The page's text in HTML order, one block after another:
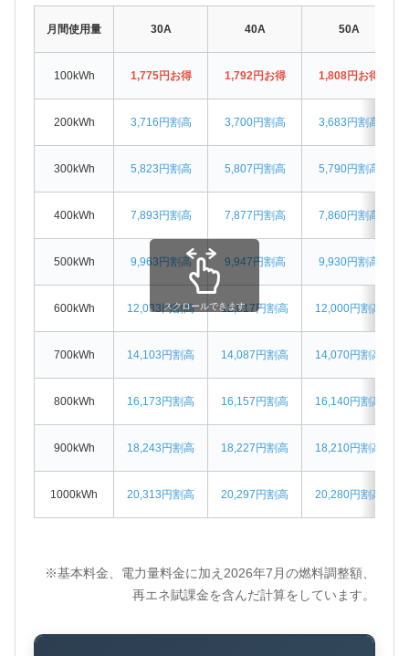
月間使用量 30A 40A 50A
100kWh 1,775円お得 1,792円お得 1,808円お得
200kWh 3,716円割高 3,700円割高 3,683円割高
300kWh 5,823円割高 5,807円割高 5,790円割高
400kWh 7,893円割高 7,877円割高 7,860円割高
500kWh 9,963円割高 9,947円割高 9,930円割高
600kWh 12,033円割高 12,017円割高 12,000円割高
700kWh 14,103円割高 14,087円割高 14,070円割高
800kWh 16,173円割高 16,157円割高 16,140円割高
900kWh 18,243円割高 18,227円割高 18,210円割高
1000kWh 20,313円割高 20,297円割高 20,280円割高
スクロールできます
※基本料金、電力量料金に加え2026年7月の燃料調整額、
再エネ賦課金を含んだ計算をしています。